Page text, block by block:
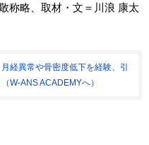
称略、取材・文＝川浪 康太
経異常や骨密度低下を経験、引
W-ANS ACADEMYへ）